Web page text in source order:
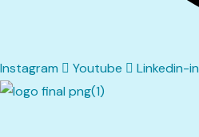
Instagram Youtube Linkedin-in